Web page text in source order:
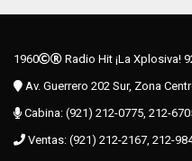
1960
Radio Hit ¡La Xplosiva!
Av. Guerrero 202 Sur, Zona
Cabina: (921) 212-0775, 212-
Ventas: (921) 212-2167, 212-